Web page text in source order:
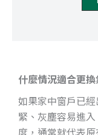
什麼情況適合更換
如果家中窗戶已
緊、灰塵容易進
度，通常就代表